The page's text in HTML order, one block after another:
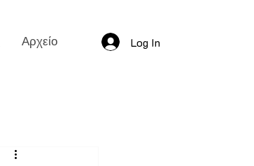
Αρχείο Log In